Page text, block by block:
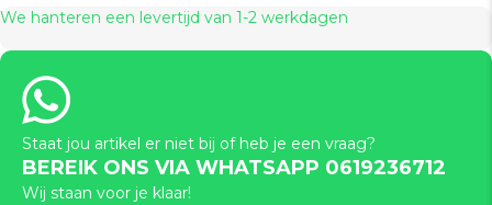
We hanteren een levertijd van 1-2 werkdagen
Staat jou artikel er niet bij of heb je een vraag?
BEREIK ONS VIA WHATSAPP 0619236712
Wij staan voor je klaar!